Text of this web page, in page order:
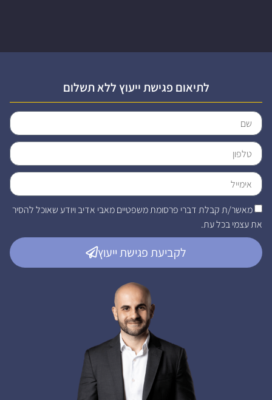
לתיאום פגישת ייעוץ ללא תשלום
מאשר/ת קבלת דברי פרסומת משפטיים מאבי אדיב ויודע שאוכל להסיר
את עצמי בכל עת.
לקביעת פגישת ייעוץ